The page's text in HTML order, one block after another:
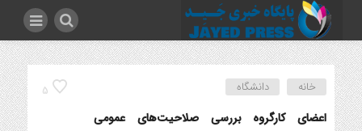
5 خانه دانشگاه
اعضای کارگروه بررسی صلاحیت‌های عمومی